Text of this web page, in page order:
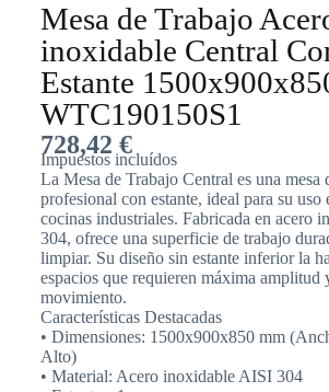
Mesa de Trabajo
inoxidable Central
Estante
WTC190150S1
728,42 €
Impuestos incluídos
La Mesa de Trabajo Central es una mesa
profesional con estante, ideal para su uso
cocinas industriales. Fabricada en acero
304, ofrece una superficie de trabajo
limpiar. Su diseño sin estante inferior la
espacios que requieren máxima amplitud
movimiento.
Características Destacadas
• Dimensiones: 1500x900x850 mm
Alto)
• Material: Acero inoxidable AISI 304